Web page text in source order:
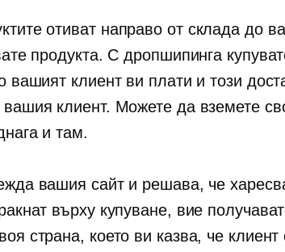
отиват направо от склада до
продукта. С дропшипинга
вашият клиент ви плати и този
клиент. Можете да вземете
и там.
вашия сайт и решава, че
върху купуване, вие
страна, което ви казва, че клиент